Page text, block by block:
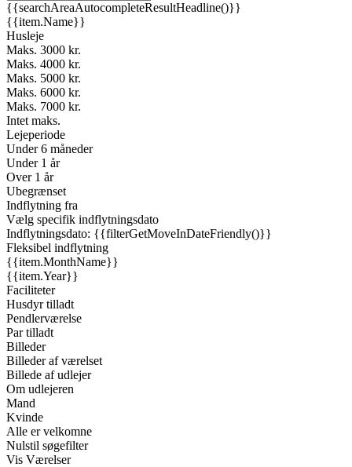
{{searchAreaAutocompleteResultHeadline()}}
{{item.Name}}
Husleje
Maks. 3000 kr.
Maks. 4000 kr.
Maks. 5000 kr.
Maks. 6000 kr.
Maks. 7000 kr.
Intet maks.
Lejeperiode
Under 6 måneder
Under 1 år
Over 1 år
Ubegrænset
Indflytning fra
Vælg specifik indflytningsdato
Indflytningsdato: {{filterGetMoveInDateFriendly()}}
Fleksibel indflytning
{{item.MonthName}}
{{item.Year}}
Faciliteter
Husdyr tilladt
Pendlerværelse
Par tilladt
Billeder
Billeder af værelset
Billede af udlejer
Om udlejeren
Mand
Kvinde
Alle er velkomne
Nulstil søgefilter
Vis Værelser